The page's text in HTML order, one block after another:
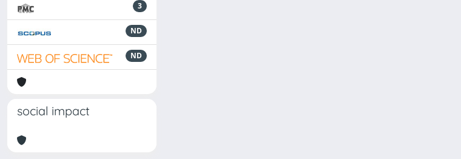
3
ND
ND
social impact